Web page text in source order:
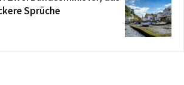
Sprüche